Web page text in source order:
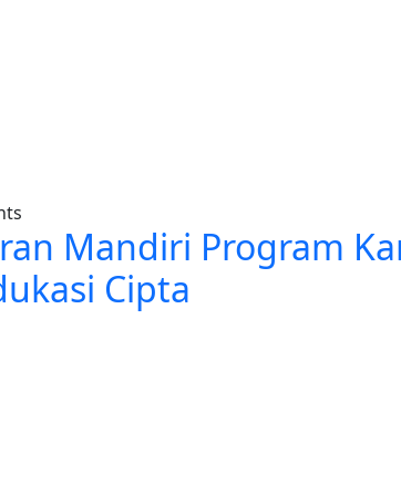
Karir IAIN Kerinci Bekali Mahasiswa
Mandiri Program
Cipta